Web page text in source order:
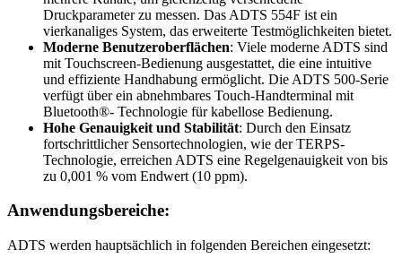
Druckparameter zu messen. Das ADTS 554F ist ein
vierkanaliges System, das erweiterte Testmöglichkeiten bietet.
Moderne Benutzeroberflächen: Viele moderne ADTS sind
mit Touchscreen-Bedienung ausgestattet, die eine intuitive
und effiziente Handhabung ermöglicht. Die ADTS 500-Serie
verfügt über ein abnehmbares Touch-Handterminal mit
Bluetooth®- Technologie für kabellose Bedienung.
Hohe Genauigkeit und Stabilität: Durch den Einsatz
fortschrittlicher Sensortechnologien, wie der TERPS-
Technologie, erreichen ADTS eine Regelgenauigkeit von bis
zu 0,001 % vom Endwert (10 ppm).
Anwendungsbereiche:
ADTS werden hauptsächlich in folgenden Bereichen eingesetzt: